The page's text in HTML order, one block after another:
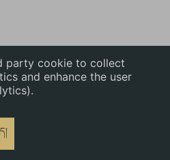
party cookie to collect
and enhance the user